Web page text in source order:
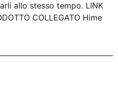
allo stesso tempo. LINK
COLLEGATO Hime